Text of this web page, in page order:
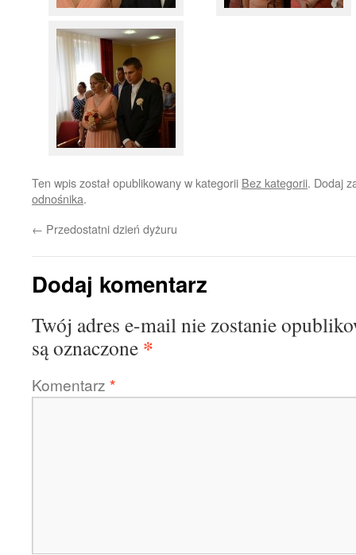
Ten wpis został opublikowany w kategorii Bez kategorii. Dodaj
odnośnika.
← Przedostatni dzień dyżuru
Dodaj komentarz
Twój adres e-mail nie zostanie
są oznaczone *
Komentarz *